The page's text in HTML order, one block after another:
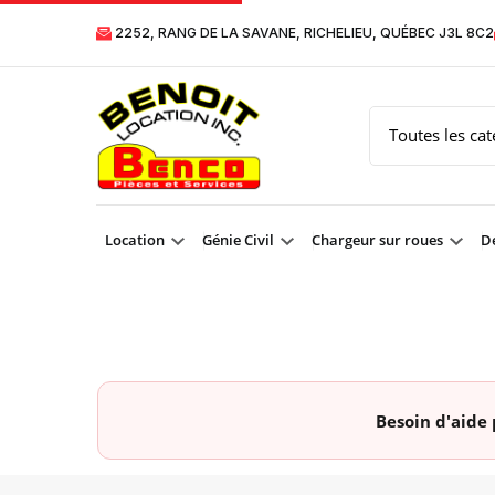
2252, RANG DE LA SAVANE, RICHELIEU, QUÉBEC J3L 8C2
Location Génie Civil Chargeur sur roues
Besoin